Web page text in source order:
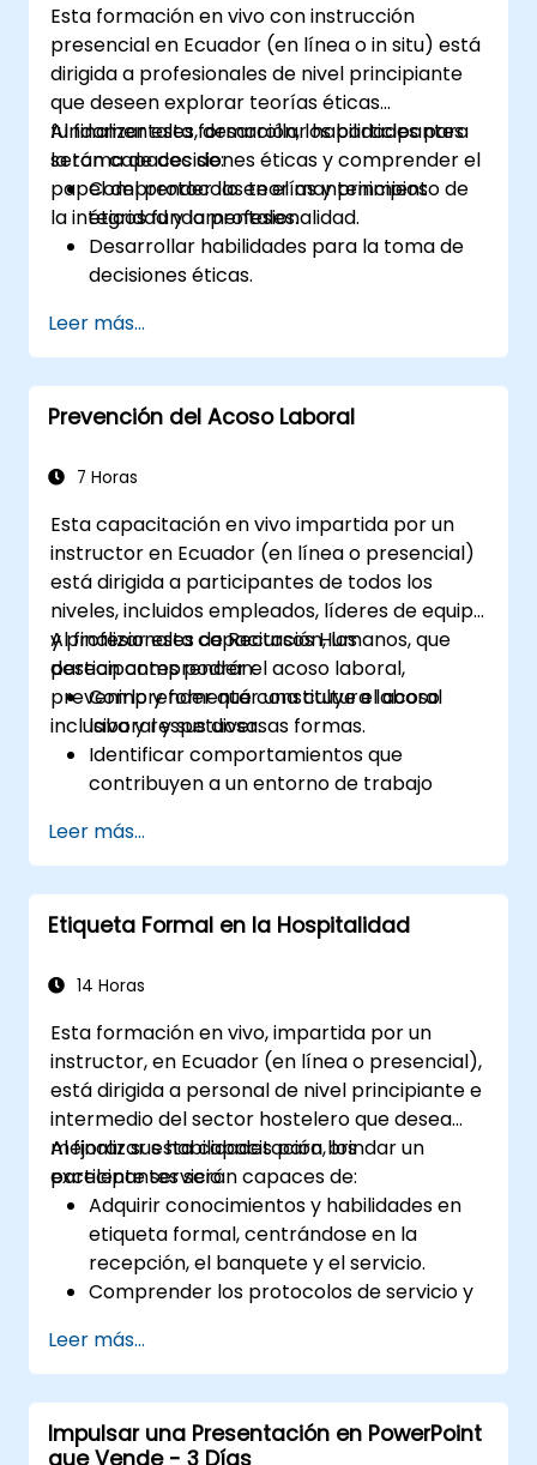
Esta formación en vivo con instrucción
presencial en Ecuador (en línea o in situ) está
dirigida a profesionales de nivel principiante
que deseen explorar teorías éticas
fundamentales, desarrollar habilidades para
la toma de decisiones éticas y comprender el
papel del protocolo en el mantenimiento de
la integridad y la profesionalidad.
Al finalizar esta formación, los participantes
serán capaces de:
Comprender las teorías y principios
éticos fundamentales.
Desarrollar habilidades para la toma de
decisiones éticas.
en entornos profesionales.
Aprender a gestionar dilemas éticos y
conflictos de intereses.
Comprender el papel de la ética y el
Leer más...
Prevención del Acoso Laboral
7 Horas
Esta capacitación en vivo impartida por un
instructor en Ecuador (en línea o presencial)
está dirigida a participantes de todos los
niveles, incluidos empleados, líderes de equipo
y profesionales de Recursos Humanos, que
desean comprender el acoso laboral,
prevenirlo y fomentar una cultura laboral
inclusiva y respetuosa.
Al finalizar esta capacitación, los
participantes podrán:
Comprender qué constituye el acoso
laboral y sus diversas formas.
Identificar comportamientos que
contribuyen a un entorno de trabajo
Responder eficazmente a incidentes de
acoso.
Reconocer las políticas legales y
organizacionales relacionadas con la
Promover una cultura laboral positiva,
Leer más...
Etiqueta Formal en la Hospitalidad
14 Horas
Esta formación en vivo, impartida por un
instructor, en Ecuador (en línea o presencial),
está dirigida a personal de nivel principiante e
intermedio del sector hostelero que desea
mejorar sus habilidades para brindar un
excelente servicio.
Al finalizar esta capacitación, los
participantes serán capaces de:
Adquirir conocimientos y habilidades en
etiqueta formal, centrándose en la
recepción, el banquete y el servicio.
Comprender los protocolos de servicio y
al personal ejecutar estas directrices con
competencia.
Mejorar la calidad del servicio al cliente,
fortaleciendo las habilidades de
Leer más...
Impulsar una Presentación en PowerPoint
que Vende - 3 Días